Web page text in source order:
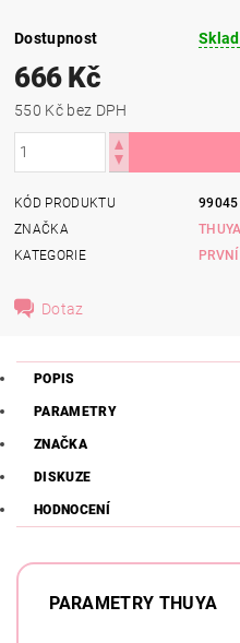
Dostupnost
666 Kč
550 Kč bez DPH
KÓD PRODUKTU
99045
ZNAČKA
THUYA
KATEGORIE
Dotaz
POPIS
PARAMETRY
ZNAČKA
DISKUZE
HODNOCENÍ
PARAMETRY THUYA